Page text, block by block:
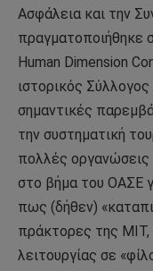
Ασφάλεια και την
πραγματοποιήθηκε
Human Dimension
ιστορικός
σημαντικές
την συστηματική
πολλές οργανώσεις
στο βήμα του ΟΑΣΕ
πως (δήθεν)
πράκτορες της
λειτουργίας σε